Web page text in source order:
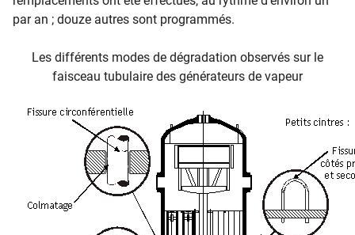
par an ; douze autres sont programmés.
Les différents modes de dégradation observés sur le
faisceau tubulaire des générateurs de vapeur